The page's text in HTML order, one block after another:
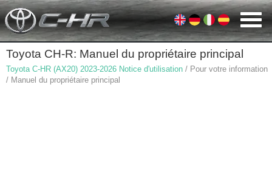
Toyota CH-R: Manuel du propriétaire principal
Toyota C-HR (AX20) 2023-2026 Notice d'utilisation / Pour votre information
/ Manuel du propriétaire principal